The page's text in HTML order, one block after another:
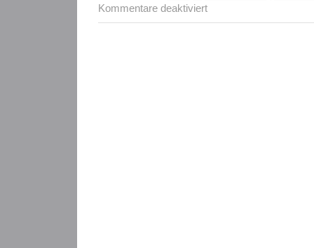
Kommentare deaktiviertfür
Naturenergie